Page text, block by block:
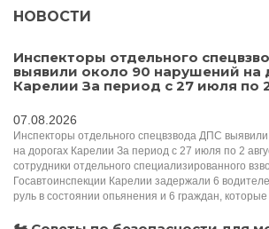
НОВОСТИ
Инспекторы отдельного
выявили около 90 нарушений на
Карелии За период с 27 июля по
07.08.2026
Инспекторы отдельного спецвзвода ДПС
на дорогах Карелии За период с 27 июля по 2
сотрудники отдельного специализированного
Госавтоинспекции Карелии задержали 6
руль в состоянии опьянения и 6 граждан,